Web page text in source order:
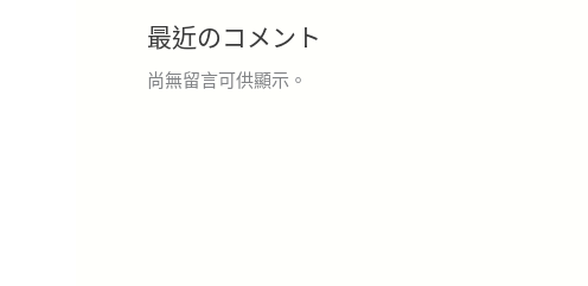
最近のコメント
尚無留言可供顯示。